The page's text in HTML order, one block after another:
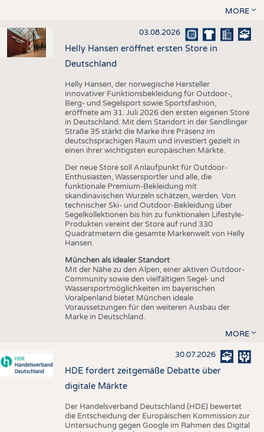
MORE
03.08.2026
Helly Hansen eröffnet ersten Store in
Deutschland
Helly Hansen, der norwegische Hersteller
innovativer Funktionsbekleidung für Outdoor-,
Berg- und Segelsport sowie Sportsfashion,
eröffnete am 31. Juli 2026 den ersten eigenen Store
in Deutschland. Mit dem Standort in der Sendlinger
Straße 35 stärkt die Marke ihre Präsenz im
deutschsprachigen Raum und investiert gezielt in
einen ihrer wichtigsten europäischen Märkte.
Der neue Store soll Anlaufpunkt für Outdoor-
Enthusiasten, Wassersportler und alle, die
funktionale Premium-Bekleidung mit
skandinavischen Wurzeln schätzen, werden. Von
technischer Ski- und Outdoor-Bekleidung über
Segelkollektionen bis hin zu funktionalen Lifestyle-
Produkten vereint der Store auf rund 330
Quadratmetern die gesamte Markenwelt von Helly
Hansen.
München als idealer Standort
Mit der Nähe zu den Alpen, einer aktiven Outdoor-
Community sowie den vielfältigen Segel- und
Wassersportmöglichkeiten im bayerischen
Voralpenland bietet München ideale
Voraussetzungen für den weiteren Ausbau der
Marke in Deutschland.
MORE
30.07.2026
HDE fordert zeitgemäße Debatte über
digitale Märkte
Der Handelsverband Deutschland (HDE) bewertet
die Entscheidung der Europäischen Kommission zur
Untersuchung gegen Google im Rahmen des Digital